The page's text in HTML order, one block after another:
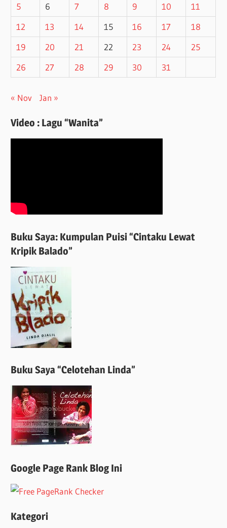
5
6 7 8 9 10
11
12
13 14 15 16 17
18
19
20 21 22 23 24
25
26
27 28 29 30 31
« Nov Jan »
Video : Lagu “Wanita”
Buku Saya: Kumpulan Puisi “Cintaku Lewat
Kripik Balado”
Buku Saya “Celotehan Linda”
Google Page Rank Blog Ini
Kategori